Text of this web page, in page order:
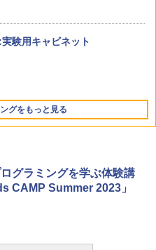
(KUMON PUBLISHING) ロジ
LK-10
験用キャビネット
グをもっと見る
グラミングを学ぶ体験講
CAMP Summer 2023」